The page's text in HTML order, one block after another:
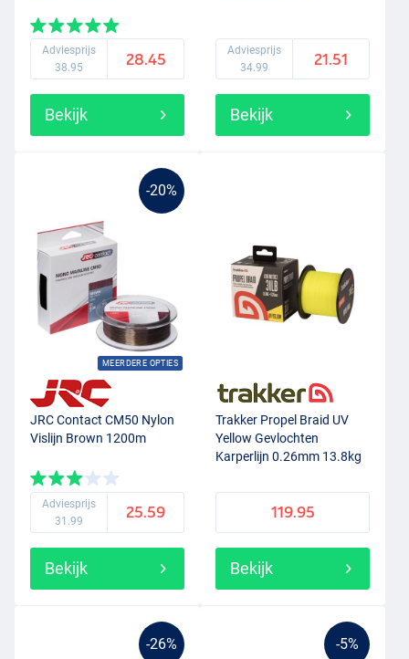
Adviesprijs
38.95
28.45
Bekijk
Adviesprijs
34.99
21.51
Bekijk
-20%
MEERDERE OPTIES
JRC Contact CM50 Nylon
Vislijn Brown 1200m
Adviesprijs
31.99
25.59
Bekijk
Trakker Propel Braid UV
Yellow Gevlochten
Karperlijn 0.26mm 13.8kg
119.95
Bekijk
-26% -5%